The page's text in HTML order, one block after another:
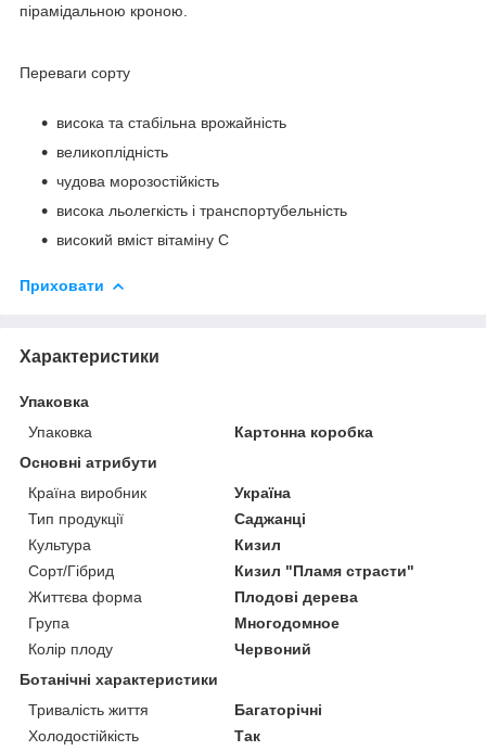
пірамідальною кроною.
Переваги сорту
висока та стабільна врожайність
великоплідність
чудова морозостійкість
висока льолегкість і транспортубельність
високий вміст вітаміну С
Приховати
Характеристики
Упаковка
Упаковка
Картонна коробка
Основні атрибути
Країна виробник
Україна
Тип продукції
Саджанці
Культура
Кизил
Сорт/Гібрид
Кизил "Пламя страсти"
Життєва форма
Плодові дерева
Група
Многодомное
Колір плоду
Червоний
Ботанічні характеристики
Тривалість життя
Багаторічні
Холодостійкість
Так